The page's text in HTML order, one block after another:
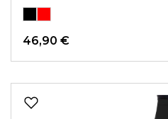
46,90 €